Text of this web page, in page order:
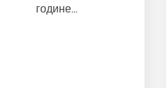
године...